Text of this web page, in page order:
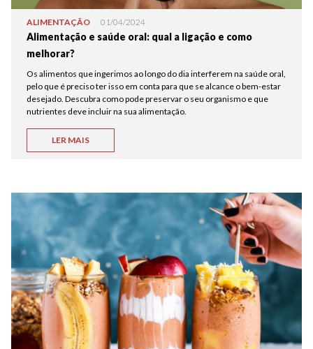
ALIMENTAÇÃO 01/04/2024
Alimentação e saúde oral: qual a ligação e como
melhorar?
Os alimentos que ingerimos ao longo do dia interferem na saúde oral,
pelo que é preciso ter isso em conta para que se alcance o bem-estar
desejado. Descubra como pode preservar o seu organismo e que
nutrientes deve incluir na sua alimentação.
LER MAIS